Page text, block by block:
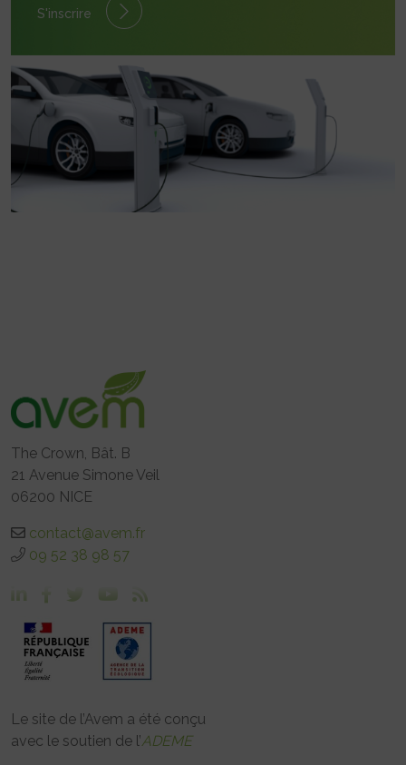
S'inscrire
The Crown, Bât. B
21 Avenue Simone Veil
06200 NICE
contact@avem.fr
09 52 38 98 57
Le site de l’Avem a été conçu
avec le soutien de l’ADEME